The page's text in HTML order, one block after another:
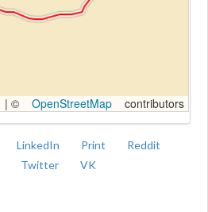
| © OpenStreetMap contributors
LinkedIn Print
Reddit
Twitter VK